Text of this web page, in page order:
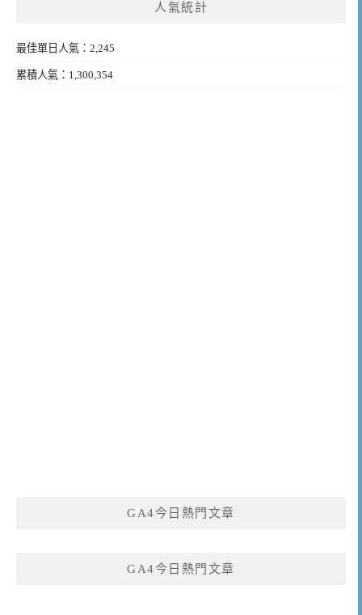
人氣統計
最佳單日人氣：2,245
累積人氣：1,300,354
GA4今日熱門文章
GA4今日熱門文章